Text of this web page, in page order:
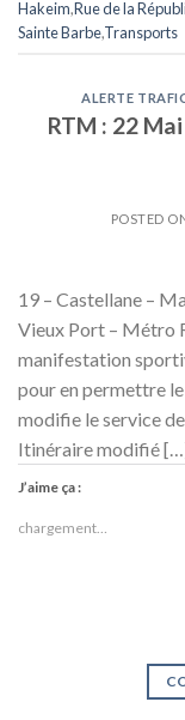
Hakeim,Rue de la
Sainte Barbe,Transports
ALERTE
RTM : 22
POSTED
19 – Castellane –
Vieux Port – Métro
manifestation
pour en permettre
modifie le service
Itinéraire modifié
J’aime ça :
chargement…